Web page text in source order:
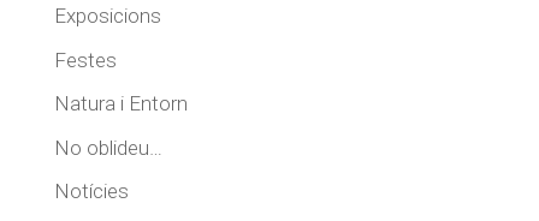
Exposicions
Festes
Natura i Entorn
No oblideu…
Notícies